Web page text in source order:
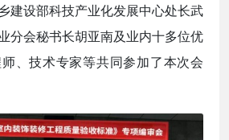
建设部科技产业化发展中心处长武
分会秘书长胡亚南及业内十多位优
、技术专家等共同参加了本次会